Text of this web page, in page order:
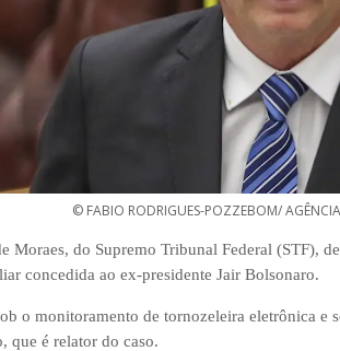
© FABIO RODRIGUES-POZZEBOM/
Moraes, do Supremo Tribunal Federal (STF),
concedida ao ex-presidente Jair Bolsonaro.
o monitoramento de tornozeleira eletrônica e
que é relator do caso.